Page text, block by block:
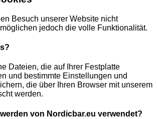
Besuch unserer Website nicht
jedoch die volle Funktionalität.
Dateien, die auf Ihrer Festplatte
und bestimmte Einstellungen und
die über Ihren Browser mit unserem
werden.
von Nordicbar.eu verwendet?